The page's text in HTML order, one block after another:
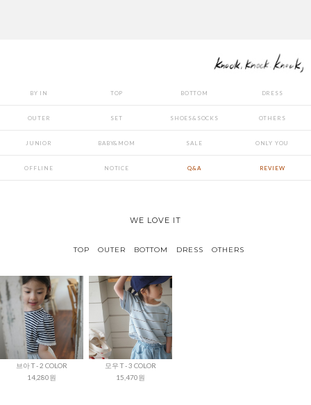
BY IN TOP BOTTOM DRESS
OUTER SET SHOES&SOCKS OTHERS
JUNIOR BABY&MOM SALE ONLY YOU
OFFLINE NOTICE Q&A REVIEW
WE LOVE IT
TOP OUTER BOTTOM DRESS OTHERS
브아 T - 2 COLOR
14,280원
모우 T - 3 COLOR
15,470원